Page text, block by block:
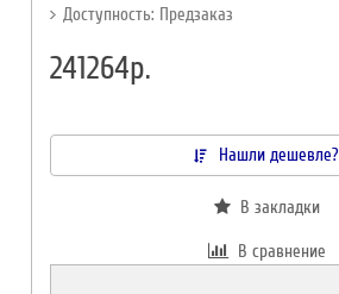
Доступность: Предзаказ
241264р.
Нашли дешевле?
В закладки
В сравнение